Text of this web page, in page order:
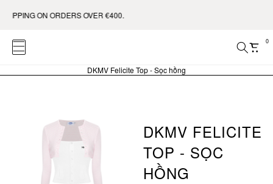
ON ORDERS OVER €400.
0
DKMV Felicite Top - Sọc hồng
DKMV FELICITE
TOP - SỌC
HỒNG